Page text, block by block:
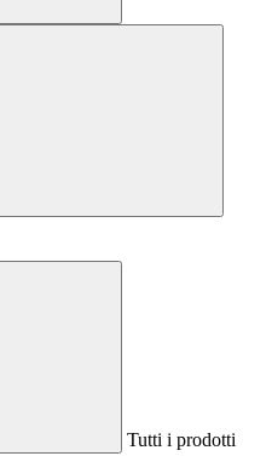
Tutti i prodotti